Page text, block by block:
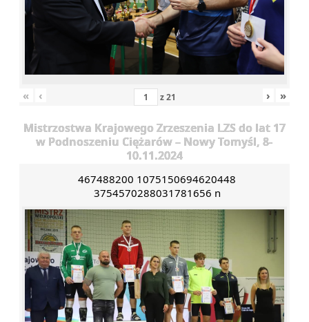
« ‹ z21 › »
Mistrzostwa Krajowego Zrzeszenia LZS do lat 17
w Podnoszeniu Ciężarów – Nowy Tomyśl, 8-
10.11.2024
467488200 1075150694620448
3754570288031781656 n